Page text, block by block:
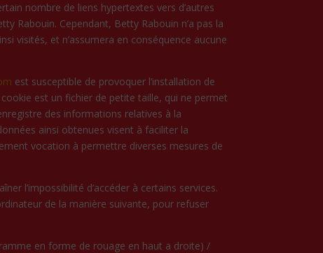
nombre de liens hypertextes vers d’autres
Rabouin. Cependant, Betty Rabouin n’a pas la
visités, et n’assumera en conséquence aucune
est susceptible de provoquer l’installation de
cookie est un fichier de petite taille, qui ne permet
des informations relatives à la
ainsi obtenues visent à faciliter la
vocation à permettre diverses mesures de
l’impossibilité d’accéder à certains services.
de la manière suivante, pour refuser
en forme de rouage en haut a droite) /